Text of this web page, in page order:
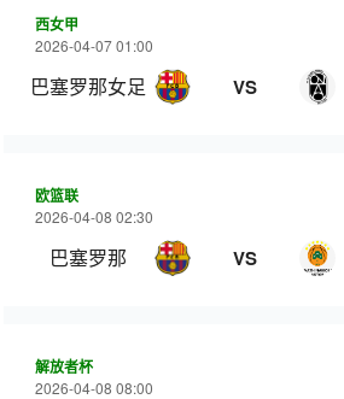
西女甲
2026-04-07 01:00
巴塞罗那女足 VS
欧篮联
2026-04-08 02:30
巴塞罗那 VS
解放者杯
2026-04-08 08:00